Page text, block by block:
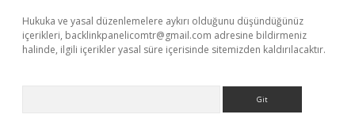
Hukuka ve yasal düzenlemelere aykırı olduğunu düşündüğünüz
içerikleri, backlinkpanelicomtr@gmail.com adresine bildirmeniz
halinde, ilgili içerikler yasal süre içerisinde sitemizden kaldırılacaktır.